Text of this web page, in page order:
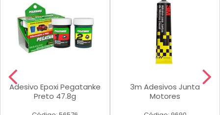
Adesivo Epoxi Pegatanke
Preto 47.8g
3m Adesivos Junta
Motores